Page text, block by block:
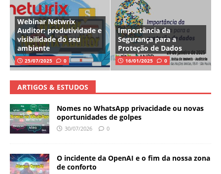
Webinar Netwrix
Auditor: produtividade e
visibilidade do seu
ambiente
25/07/2025 0
Importância da
Segurança para a
Proteção de Dados
16/01/2025 0
ARTIGOS & ESTUDOS
Nomes no WhatsApp privacidade ou novas
oportunidades de golpes
30/07/2026 0
O incidente da OpenAI e o fim da nossa zona
de conforto